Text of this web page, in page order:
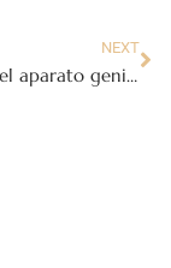
NEXT
Anatomía del aparato genital masculino